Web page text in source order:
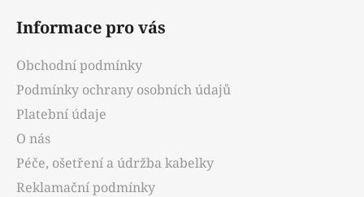
Informace pro vás
Obchodní podmínky
Podmínky ochrany osobních údajů
Platební údaje
O nás
Péče, ošetření a údržba kabelky
Reklamační podmínky